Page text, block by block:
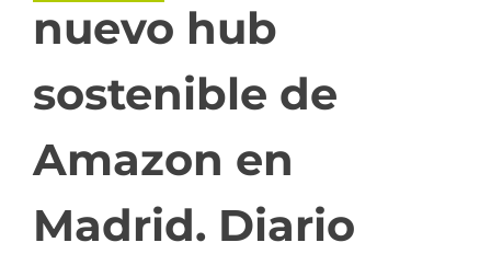
nuevo hub
sostenible de
Amazon en
Madrid. Diario